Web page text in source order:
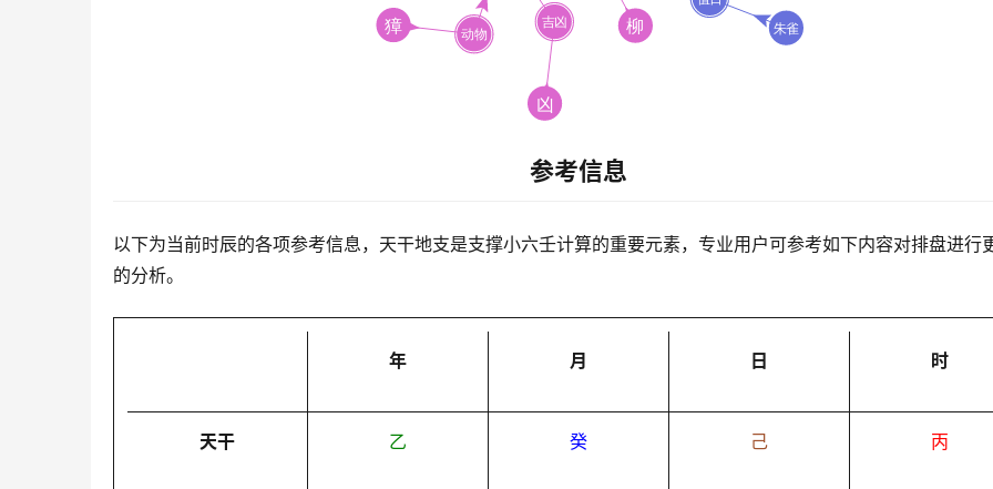
参考信息
以下为当前时辰的各项参考信息，天干地支是支撑小六壬计算的重要元素，专业用户可参考如下内容对排盘进行
的分析。
年 月 日 时
天干 乙 癸 己 丙